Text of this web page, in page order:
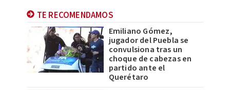
TE RECOMENDAMOS
Emiliano Gómez,
jugador del Puebla se
convulsiona tras un
choque de cabezas en
partido ante el
Querétaro